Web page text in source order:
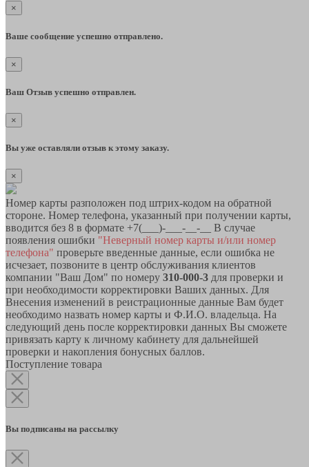
×
Ваше сообщение успешно отправлено.
×
Ваш Отзыв успешно отправлен.
×
Вы уже оставляли отзыв к этому заказу.
×
Номер карты разположен под штрих-кодом на обратной
стороне. Номер телефона, указанный при получении карты,
вводится без 8 в формате +7(___)-___-__-__ В случае
появления ошибки "Неверный номер карты и/или номер
телефона" проверьте введенные данные, если ошибка не
исчезает, позвоните в центр обслуживания клиентов
компании "Ваш Дом" по номеру 310-000-3 для проверки и
при необходимости корректировки Ваших данных. Для
Внесения изменений в реистрационные данные Вам будет
необходимо назвать номер карты и Ф.И.О. владельца. На
следующий день после корректировки данных Вы сможете
привязать карту к личному кабинету для дальнейшей
проверки и накопления бонусных баллов.
Поступление товара
Вы подписаны на рассылку